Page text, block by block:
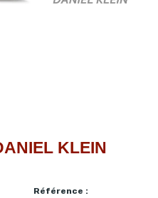
KLEIN
Référence :